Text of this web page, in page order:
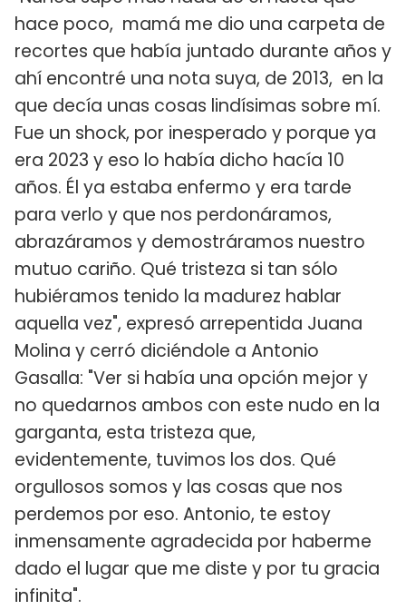
hace poco, mamá me dio una carpeta de
recortes que había juntado durante años y
ahí encontré una nota suya, de 2013, en la
que decía unas cosas lindísimas sobre mí.
Fue un shock, por inesperado y porque ya
era 2023 y eso lo había dicho hacía 10
años. Él ya estaba enfermo y era tarde
para verlo y que nos perdonáramos,
abrazáramos y demostráramos nuestro
mutuo cariño. Qué tristeza si tan sólo
hubiéramos tenido la madurez hablar
aquella vez", expresó arrepentida Juana
Molina y cerró diciéndole a Antonio
Gasalla: "Ver si había una opción mejor y
no quedarnos ambos con este nudo en la
garganta, esta tristeza que,
evidentemente, tuvimos los dos. Qué
orgullosos somos y las cosas que nos
perdemos por eso. Antonio, te estoy
inmensamente agradecida por haberme
dado el lugar que me diste y por tu gracia
infinita".